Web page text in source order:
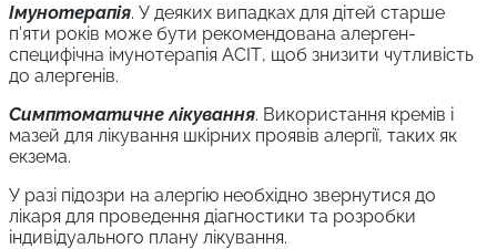
Імунотерапія. У деяких випадках для дітей старше
п’яти років може бути рекомендована алерген-
специфічна імунотерапія АСІТ, щоб знизити чутливість
до алергенів.
Симптоматичне лікування. Використання кремів і
мазей для лікування шкірних проявів алергії, таких як
екзема.
У разі підозри на алергію необхідно звернутися до
лікаря для проведення діагностики та розробки
індивідуального плану лікування.